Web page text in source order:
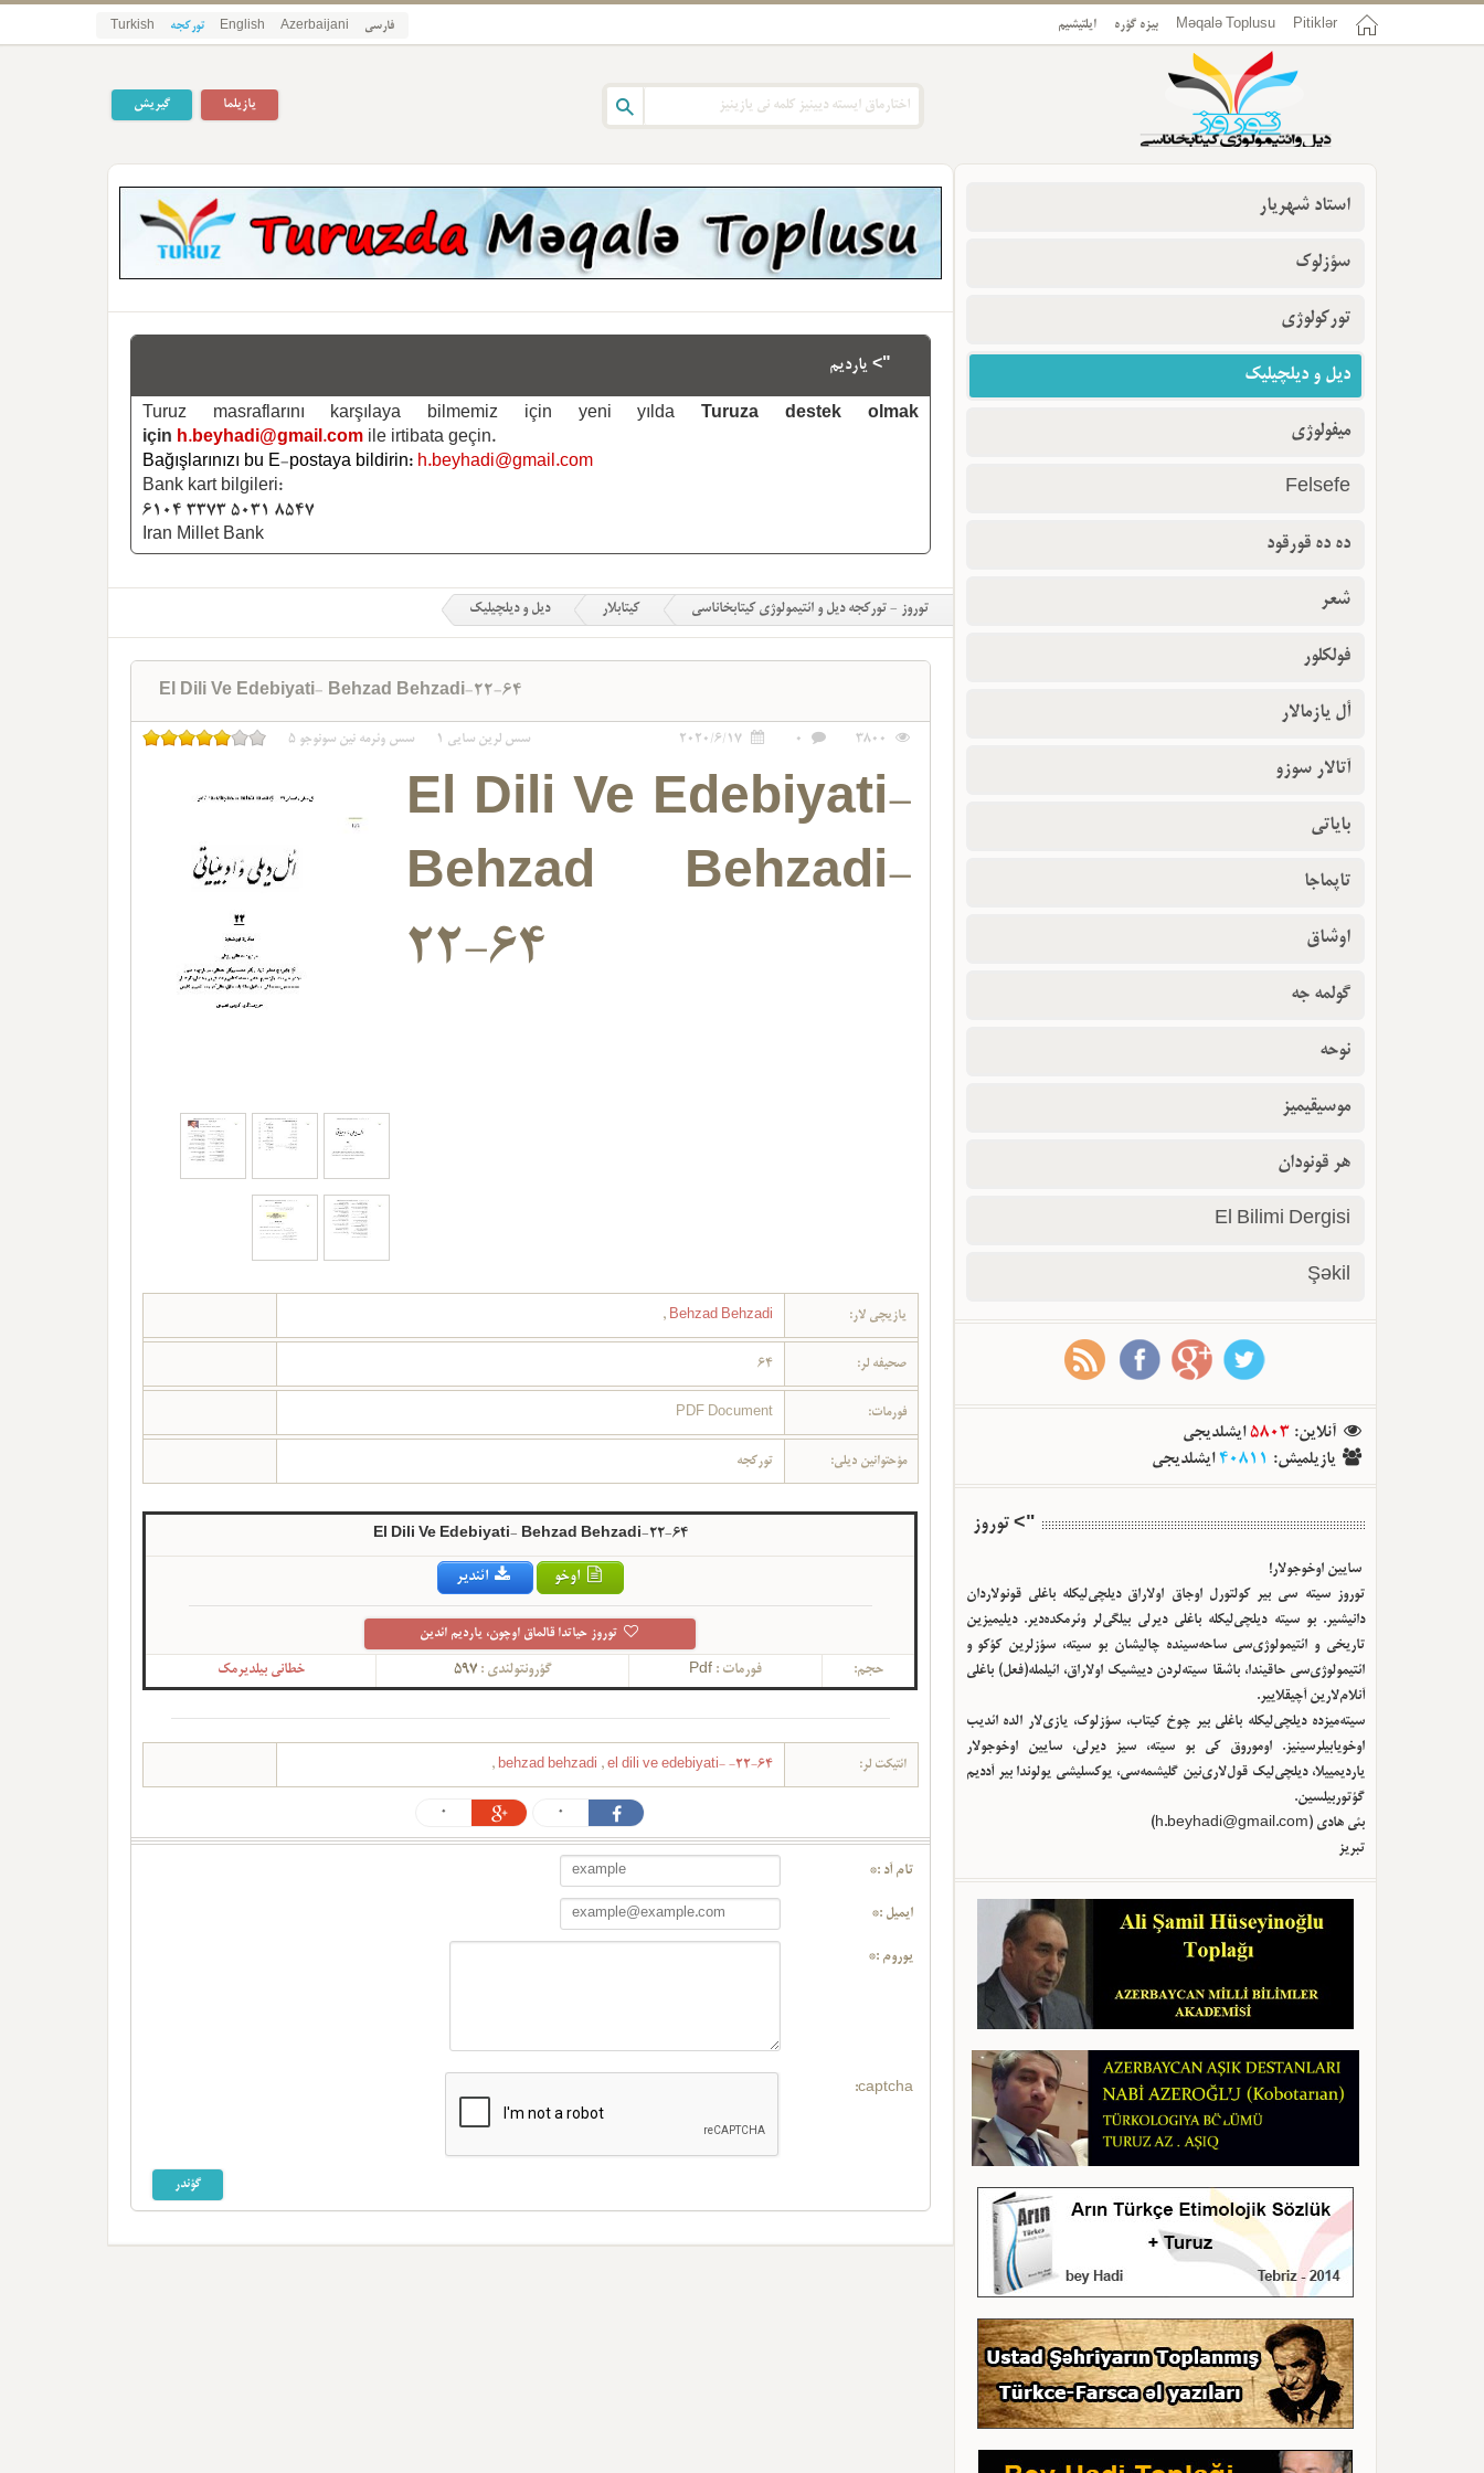
Pitiklər
Məqalə Toplusu بیزه گؤره ایلتیشیم فارسی Azerbaijani
English تورکجه Turkish
گیریش یازیلما
"> یاردیم
Turuz masraflarını karşılaya bilmemiz için yeni yılda
Turuza destek olmak
için h.beyhadi@gmail.com ile irtibata geçin.
Bağışlarınızı bu E-postaya bildirin: h.beyhadi@gmail.com
Bank kart bilgileri:
6104 3373 5031 8547
Iran Millet Bank
توروز - تورکجه دیل و ائتیمولوژی کیتابخاناسی کیتابلار دیل و دیلچیلیک
El Dili Ve Edebiyati- Behzad Behzadi-22-64
3800
0
2020/6/17 سس لرین سایی 1 سس وئرمه نین سونوجو 5
El Dili Ve Edebiyati-
Behzad Behzadi-
22-64
یازیچی لار: Behzad Behzadi
,
صحیفه لر: 64
فورمات: PDF Document
مؤحتوانین دیلی: تورکجه
El Dili Ve Edebiyati- Behzad Behzadi-22-64
اوخو ائندیر
توروز حیاتدا قالماق اوچون، یاردیم ائدین
حجم: فورمات : Pdf گؤرونتولندی :597 خطانی بیلدیرمک
ائتیکت لر: behzad behzadi , el dili ve edebiyati- -22-64
,
0
0
تام آد :*
ایمیل :*
یوروم :*
captcha:
استاد شهریار
سؤزلوک
تورکولوژی
دیل و دیلچیلیک
میفولوژی
Felsefe
ده ده قورقود
شعر
فولکلور
أل یازمالار
آتالار سوزو
بایاتی
تاپماجا
اوشاق
گولمه جه
نوحه
موسیقیمیز
هر قونودان
El Bilimi Dergisi
Şəkil
آنلاین:
5803ایشلدیجی
یازیلمیش:
40811ایشلدیجی
"> توروز
سایین اوخوجولار!
توروز سیته سی بیر کولتورل اوجاق اولا‌راق دیلچی‌لیکله باغلی قونولاردان
دانیشیر. بو سیته دیلچی‌لیکله باغلی دیرلی بیلگی‌لر وئرمکده‌دیر. دیلیمیزین
تاریخی و ائتیمولوژی‌سی ساحه‌سینده چالیشان بو سیته، سؤزلرین کؤکو و
ائتیمولوژی‌سی حاقیندا، باشقا سیته‌لردن دییشیک اولا‌راق، ائیلمله(فعل) باغلی
آنلام‌لارین آچیقلاییر.
سیته‌میزده دیلچی‌لیکله باغلی بیر چوخ کیتاب، سؤزلوک، یازی‌لار الده ائدیب
اوخویابیلرسینیز. اوموروق کی بو سیته، سیز دیرلی، سایین اوخوجولار
یاردیمییلا، دیلچی‌لیک قول‌لاری‌نین گلیشمه‌سی، یوکسلیشی یولوندا بیر آددیم
گؤتوربیلسین.
بئی هادی (h.beyhadi@gmail.com
)
تبریز